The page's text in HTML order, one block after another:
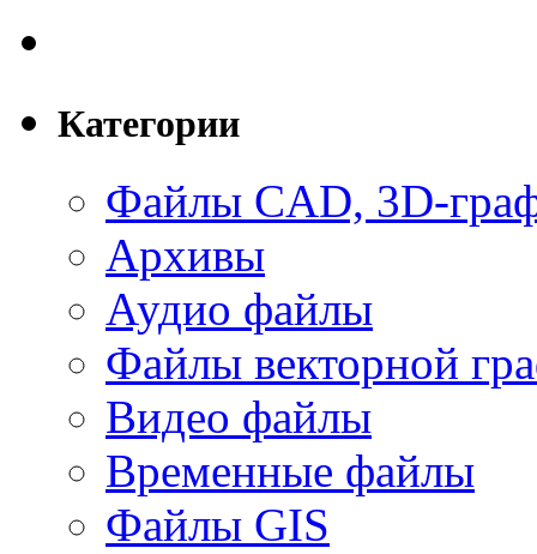
Категории
Файлы CAD, 3D-
Архивы
Аудио файлы
Файлы векторной
Видео файлы
Временные файлы
Файлы GIS